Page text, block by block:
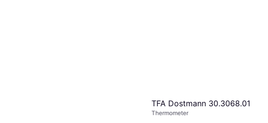
TFA Dostmann 30.3068.01
Thermometer